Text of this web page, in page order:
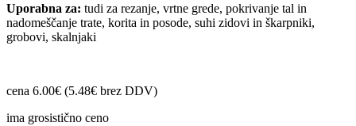
Uporabna za: tudi za rezanje, vrtne grede, pokrivanje tal in
nadomeščanje trate, korita in posode, suhi zidovi in škarpniki,
grobovi, skalnjaki
cena 6.00€ (5.48€ brez DDV)
ima grosistično ceno